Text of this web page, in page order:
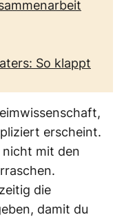
So klappt
erscheint.
nicht mit den
die
damit du